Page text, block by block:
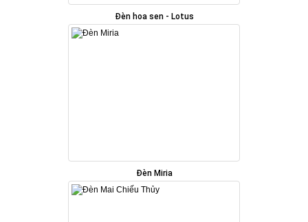
Đèn hoa sen - Lotus
Đèn Miria